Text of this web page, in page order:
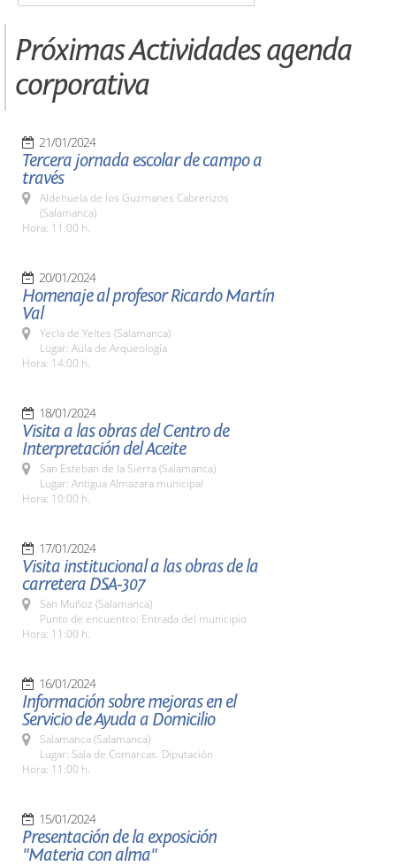
Próximas Actividades agenda
corporativa
21/01/2024
Tercera jornada escolar de campo a
través
Aldehuela de los Guzmanes Cabrerizos
(Salamanca)
Hora: 11:00 h.
20/01/2024
Homenaje al profesor Ricardo Martín
Val
Yecla de Yeltes (Salamanca)
Lugar: Aula de Arqueología
Hora: 14:00 h.
18/01/2024
Visita a las obras del Centro de
Interpretación del Aceite
San Esteban de la Sierra (Salamanca)
Lugar: Antigua Almazara municipal
Hora: 10:00 h.
17/01/2024
Visita institucional a las obras de la
carretera DSA-307
San Muñoz (Salamanca)
Punto de encuentro: Entrada del municipio
Hora: 11:00 h.
16/01/2024
Información sobre mejoras en el
Servicio de Ayuda a Domicilio
Salamanca (Salamanca)
Lugar: Sala de Comarcas. Diputación
Hora: 11:00 h.
15/01/2024
Presentación de la exposición
"Materia con alma"